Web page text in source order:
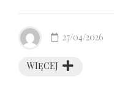
WIĘCEJ
27/04/2026